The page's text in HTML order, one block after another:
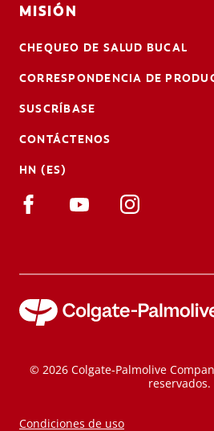
MISIÓN
CHEQUEO DE SALUD BUCAL
CORRESPONDENCIA DE
SUSCRÍBASE
CONTÁCTENOS
HN (ES)
© 2026 Colgate-Palmolive
reservados.
Condiciones de uso